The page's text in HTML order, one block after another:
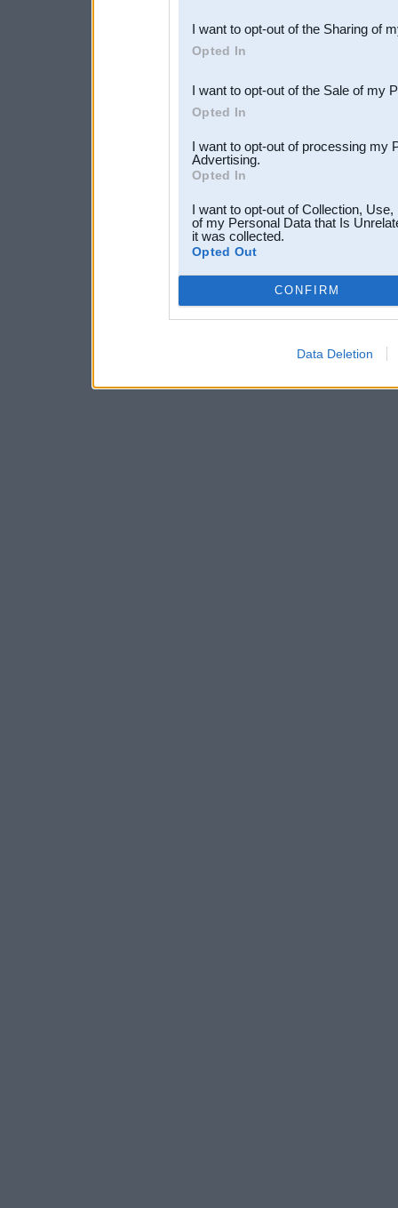
Downstream Participants
third parties.
I want to opt-out of the Sharing of
Opted In
I want to opt-out of the Sale of my
Opted In
I want to opt-out of processing my
Advertising.
Opted In
I want to opt-out of Collection,
of my Personal Data that Is
it was collected.
Opted Out
CONFIRM
Data Deletion